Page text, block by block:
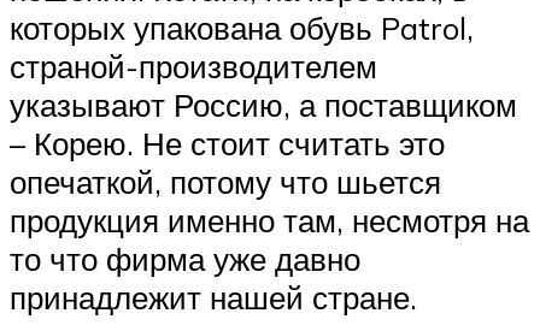
которых упакована обувь Patrol,
страной-производителем
указывают Россию, а поставщиком
– Корею. Не стоит считать это
опечаткой, потому что шьется
продукция именно там, несмотря на
то что фирма уже давно
принадлежит нашей стране.